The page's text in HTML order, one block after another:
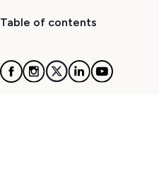
Table of contents